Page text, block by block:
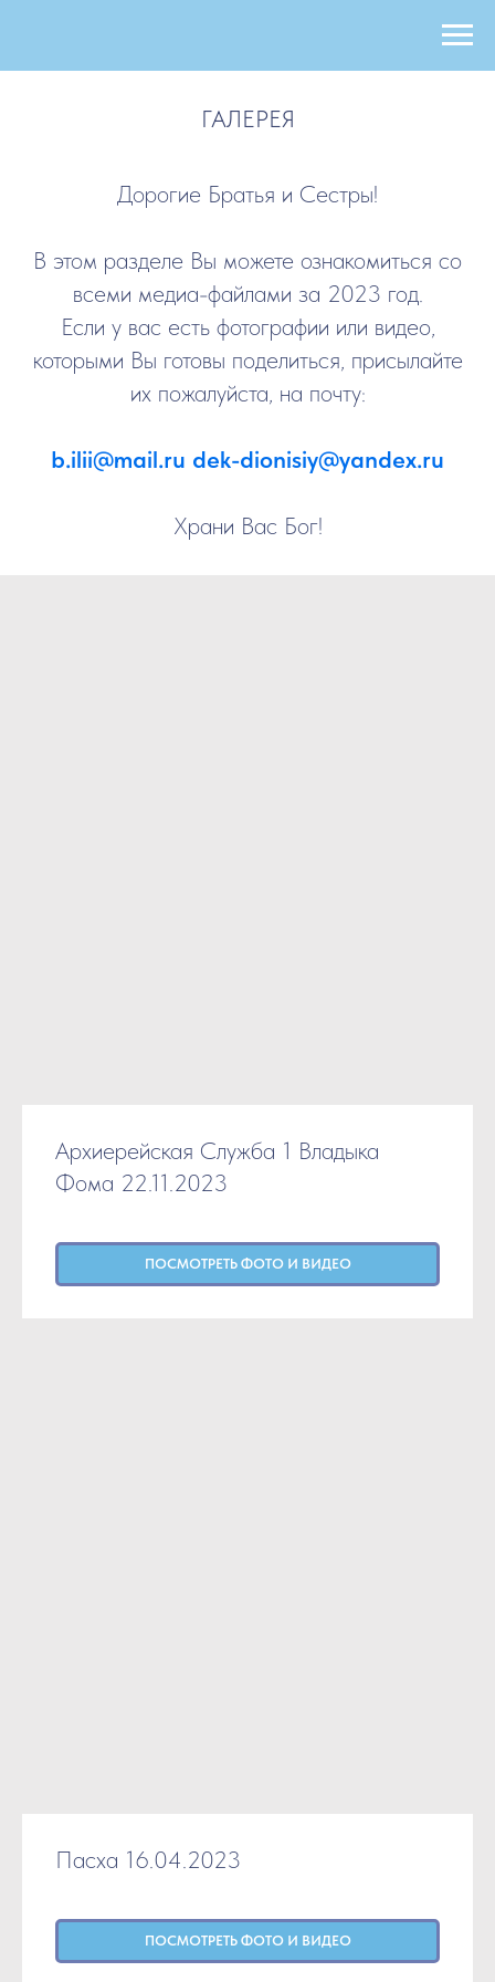
ГАЛЕРЕЯ
Дорогие Братья и Сестры!
В этом разделе Вы можете ознакомиться со
всеми медиа-файлами за 2023 год.
Если у вас есть фотографии или видео,
которыми Вы готовы поделиться, присылайте
их пожалуйста, на почту:
b.ilii@mail.ru dek-dionisiy@yandex.ru
Храни Вас Бог!
Архиерейская Служба 1 Владыка
Фома 22.11.2023
ПОСМОТРЕТЬ ФОТО И ВИДЕО
Пасха 16.04.2023
ПОСМОТРЕТЬ ФОТО И ВИДЕО